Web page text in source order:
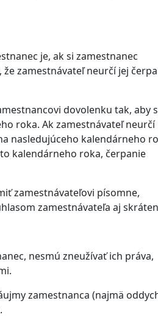
je, ak si zamestnanec
zamestnávateľ neurčí jej
dovolenku tak, aby
roka. Ak zamestnávateľ neurčí
nasledujúceho kalendárneho
kalendárneho roka, čerpanie
zamestnávateľovi písomne,
zamestnávateľa aj
nesmú zneužívať ich práva,
zamestnanca (najmä